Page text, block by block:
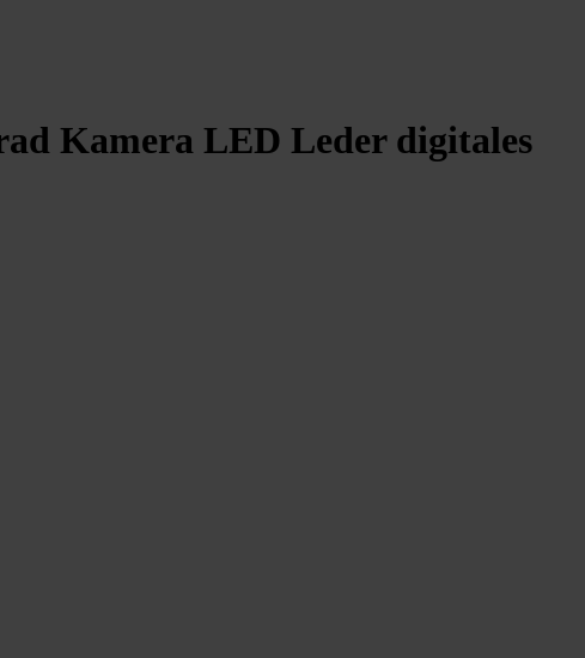
Kamera LED Leder digitales